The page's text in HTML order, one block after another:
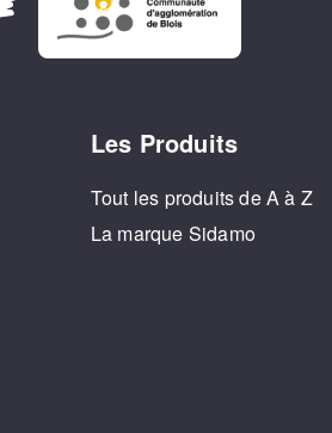
Les Produits
Tout les produits de A à Z
La marque Sidamo